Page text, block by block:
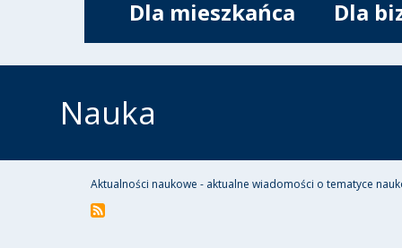
Dla mieszkańca Dla
Nauka
Aktualności naukowe - aktualne wiadomości o tematyce